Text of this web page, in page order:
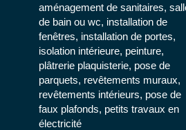
aménagement de sanitaires,
de bain ou wc, installation de
fenêtres, installation de portes,
isolation intérieure, peinture,
plâtrerie plaquisterie, pose de
parquets, revêtements muraux,
revêtements intérieurs, pose de
faux plafonds, petits travaux en
électricité